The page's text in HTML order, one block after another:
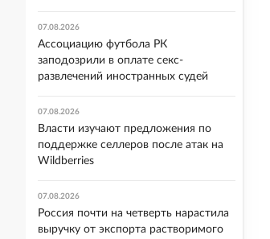
07.08.2026
Ассоциацию футбола РК
заподозрили в оплате секс-
развлечений иностранных судей
07.08.2026
Власти изучают предложения по
поддержке селлеров после атак на
Wildberries
07.08.2026
Россия почти на четверть нарастила
выручку от экспорта растворимого